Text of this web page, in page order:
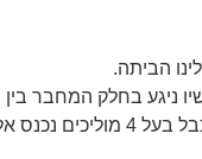
הביתה.
בחלק המחבר בין הצרכן
דרך מנתק על העמוד.